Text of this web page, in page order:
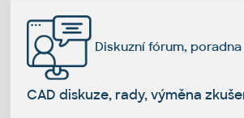
Diskuzní fórum, poradna
CAD diskuze, rady, výměna